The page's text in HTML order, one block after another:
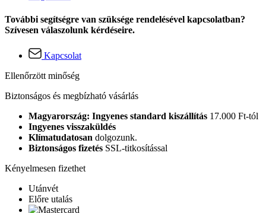
További segítségre van szüksége rendelésével kapcsolatban?
Szívesen válaszolunk kérdéseire.
Kapcsolat
Ellenőrzött minőség
Biztonságos és megbízható vásárlás
Magyarország: Ingyenes standard kiszállítás 17.000 Ft-tól
Ingyenes visszaküldés
Klímatudatosan dolgozunk.
Biztonságos fizetés SSL-titkosítással
Kényelmesen fizethet
Utánvét
Előre utalás